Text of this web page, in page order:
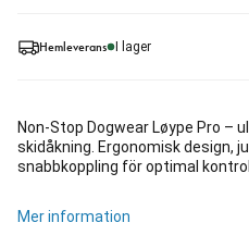
Hemleverans I lager
Non-Stop Dogwear Løype Pro
skidåkning. Ergonomisk design,
snabbkoppling för optimal kontroll
Mer information